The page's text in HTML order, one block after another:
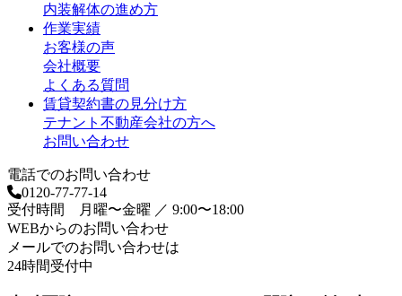
内装解体の進め方
作業実績
お客様の声
会社概要
よくある質問
賃貸契約書の見分け方
テナント不動産会社の方へ
お問い合わせ
電話でのお問い合わせ
0120-77-77-14
受付時間 月曜〜金曜 ／ 9:00〜18:00
WEBからのお問い合わせ
メールでのお問い合わせは
24時間受付中